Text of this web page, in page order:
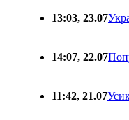
13:03, 23.07
14:07, 22.07
11:42, 21.07